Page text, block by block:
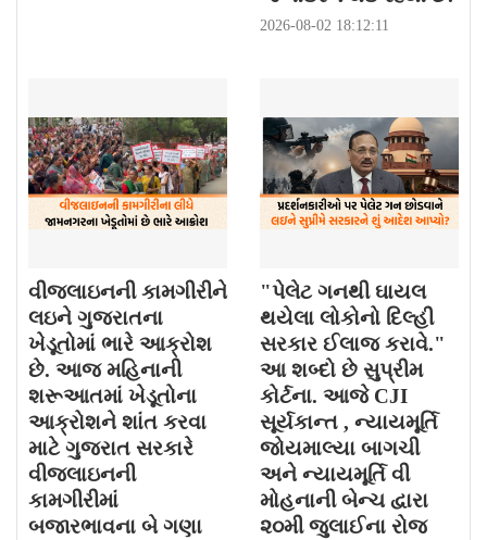
2026-08-02 18:12:11
વીજલાઇનની કામગીરીને
લઇને ગુજરાતના
ખેડૂતોમાં ભારે આક્રોશ
છે. આજ મહિનાની
શરૂઆતમાં ખેડૂતોના
આક્રોશને શાંત કરવા
માટે ગુજરાત સરકારે
વીજલાઇનની
કામગીરીમાં
બજારભાવના બે ગણા
"પેલેટ ગનથી ઘાયલ
થયેલા લોકોનો દિલ્હી
સરકાર ઈલાજ કરાવે."
આ શબ્દો છે સુપ્રીમ
કોર્ટના. આજે CJI
સૂર્યકાન્ત , ન્યાયમૂર્તિ
જોયમાલ્યા બાગચી
અને ન્યાયમૂર્તિ વી
મોહનાની બેન્ચ દ્વારા
૨૦મી જુલાઈના રોજ